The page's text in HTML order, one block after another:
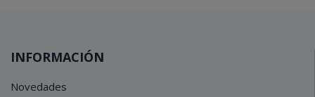
INFORMACIÓN
Novedades